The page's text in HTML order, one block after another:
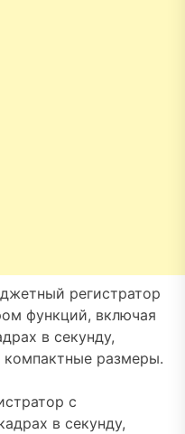
регистратор
функций, включая
в секунду,
компактные размеры.
с
в секунду,